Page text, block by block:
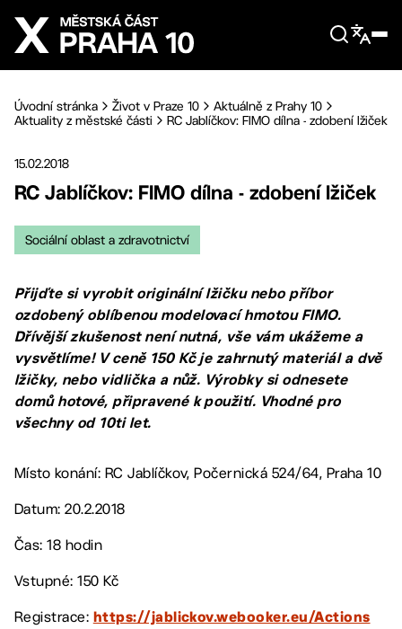
Přejít na hlavní obsah
Úvodní stránka Život v Praze 10
Aktuálně z Prahy 10
Aktuality z městské části
RC Jablíčkov: FIMO dílna - zdobení lžiček
15.02.2018
RC Jablíčkov: FIMO dílna - zdobení lžiček
Sociální oblast a zdravotnictví
Přijďte si vyrobit originální lžičku nebo příbor
ozdobený oblíbenou modelovací hmotou FIMO.
Dřívější zkušenost není nutná, vše vám ukážeme a
vysvětlíme! V ceně 150 Kč je zahrnutý materiál a dvě
lžičky, nebo vidlička a nůž. Výrobky si odnesete
domů hotové, připravené k použití. Vhodné pro
všechny od 10ti let.
Místo konání: RC Jablíčkov, Počernická 524/64, Praha 10
Datum: 20.2.2018
Čas: 18 hodin
Vstupné: 150 Kč
Registrace: https://jablickov.webooker.eu/Actions